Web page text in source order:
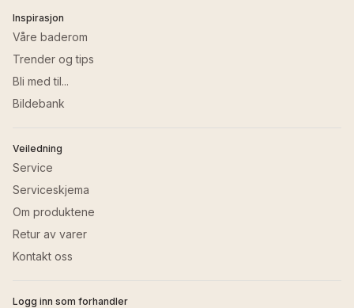
Inspirasjon
Våre baderom
Trender og tips
Bli med til...
Bildebank
Veiledning
Service
Serviceskjema
Om produktene
Retur av varer
Kontakt oss
Logg inn som forhandler